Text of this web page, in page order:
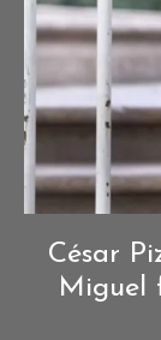
César
Miguel